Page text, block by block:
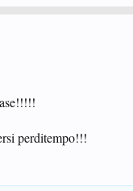
perditempo!!!